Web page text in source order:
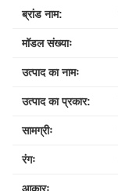
ब्रांड नाम:
मॉडल संख्याः
उत्पाद का नामः
उत्पाद का प्रकार:
सामग्रीः
रंगः